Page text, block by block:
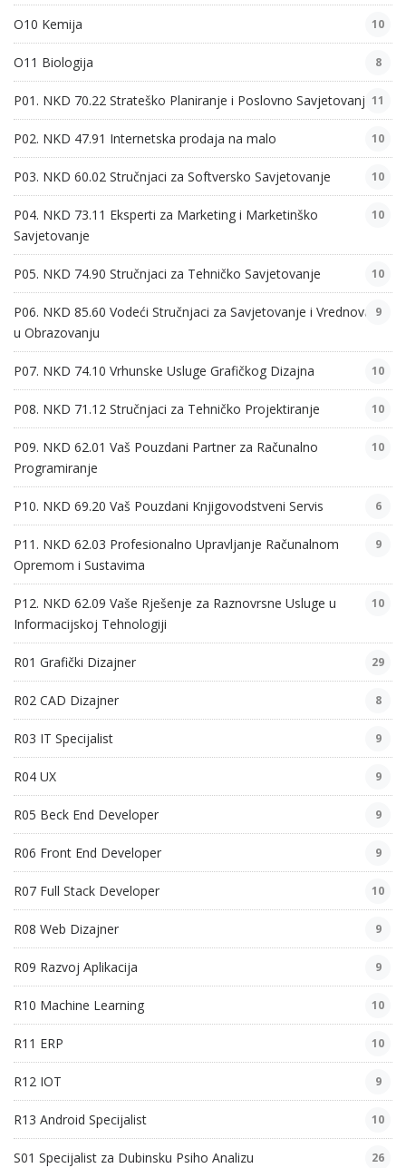
O10 Kemija 10
O11 Biologija 8
P01. NKD 70.22 Strateško Planiranje i Poslovno Savjetovanje11
P02. NKD 47.91 Internetska prodaja na malo 10
P03. NKD 60.02 Stručnjaci za Softversko Savjetovanje 10
P04. NKD 73.11 Eksperti za Marketing i Marketinško
Savjetovanje
10
P05. NKD 74.90 Stručnjaci za Tehničko Savjetovanje 10
P06. NKD 85.60 Vodeći Stručnjaci za Savjetovanje i Vrednovanje
u Obrazovanju
9
P07. NKD 74.10 Vrhunske Usluge Grafičkog Dizajna 10
P08. NKD 71.12 Stručnjaci za Tehničko Projektiranje 10
P09. NKD 62.01 Vaš Pouzdani Partner za Računalno
Programiranje
10
P10. NKD 69.20 Vaš Pouzdani Knjigovodstveni Servis 6
P11. NKD 62.03 Profesionalno Upravljanje Računalnom
Opremom i Sustavima
9
P12. NKD 62.09 Vaše Rješenje za Raznovrsne Usluge u
Informacijskoj Tehnologiji
10
R01 Grafički Dizajner 29
R02 CAD Dizajner 8
R03 IT Specijalist 9
R04 UX 9
R05 Beck End Developer 9
R06 Front End Developer 9
R07 Full Stack Developer 10
R08 Web Dizajner 9
R09 Razvoj Aplikacija 9
R10 Machine Learning 10
R11 ERP 10
R12 IOT 9
R13 Android Specijalist 10
S01 Specijalist za Dubinsku Psiho Analizu 26